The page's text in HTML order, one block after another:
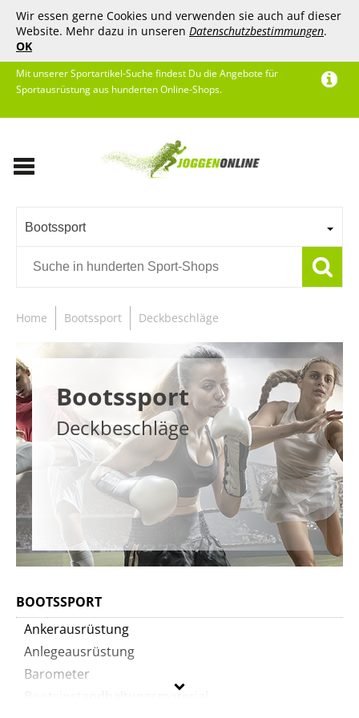
Wir essen gerne Cookies und verwenden sie auch auf dieser
Website. Mehr dazu in unseren Datenschutzbestimmungen.
OK
Mit unserer Sportartikel-Suche findest Du die Angebote für
Sportausrüstung aus hunderten Online-Shops.
Bootssport
Home Bootssport Deckbeschläge
Bootssport
Deckbeschläge
BOOTSSPORT
Ankerausrüstung
Anlegeausrüstung
Barometer
Bootsinstandhaltungsmaterial